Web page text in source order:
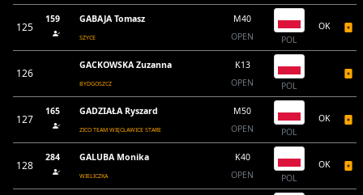
125
159 GABAJA Tomasz
SZYCE
M40
OPEN
POL
OK
126
GACKOWSKA Zuzanna
BYDGOSZCZ
K13
OPEN
POL
127
165 GADZIAŁA Ryszard
ZICO TEAM WIĘCŁAWICE STARE
M50
OPEN
POL
OK
128
284 GALUBA Monika
WIELICZKA
K40
OPEN
POL
OK